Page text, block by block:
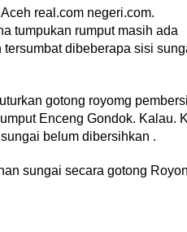
real.com negeri.com.
tumpukan rumput masih ada
dibeberapa sisi
gotong royomg
Enceng Gondok. Kalau.
belum dibersihkan .
sungai secara gotong